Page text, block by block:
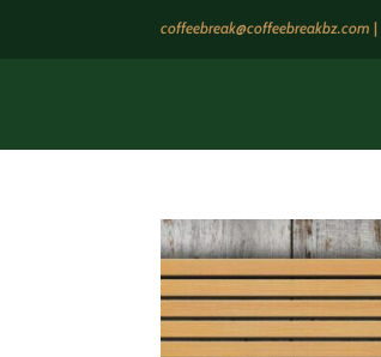
coffeebreak@coffeebreakbz.com |